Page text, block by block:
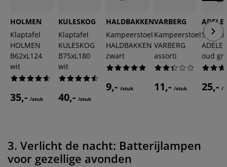
HOLMEN
Klaptafel
HOLMEN
B62xL124
wit
35,- /stuk
KULESKOG
Klaptafel
KULESKOG
B75xL180
wit
40,- /stuk
HALDBAKKEN
Kampeerstoel
HALDBAKKEN
zwart
9,- /stuk
VARBERG
Kampeerstoel
VARBERG
assorti
11,- /stuk
oud
25,- /
3. Verlicht de nacht: Batterijlampen
voor gezellige avonden